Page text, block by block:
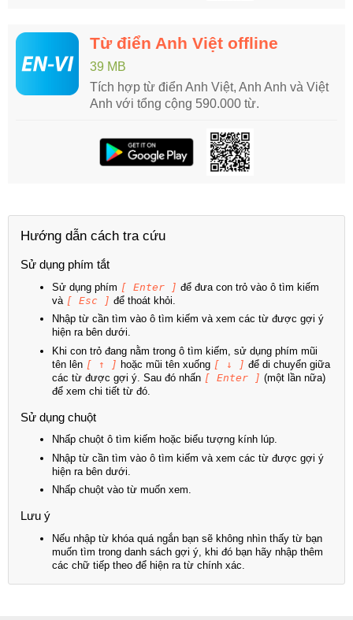
Từ điển Anh Việt offline
39 MB
Tích hợp từ điển Anh Việt, Anh Anh và Việt
Anh với tổng cộng 590.000 từ.
Hướng dẫn cách tra cứu
Sử dụng phím tắt
Sử dụng phím [ Enter ] để đưa con trỏ vào ô tìm kiếm
và [ Esc ] để thoát khỏi.
Nhập từ cần tìm vào ô tìm kiếm và xem các từ được gợi ý
hiện ra bên dưới.
Khi con trỏ đang nằm trong ô tìm kiếm, sử dụng phím mũi
tên lên [ ↑ ] hoặc mũi tên xuống [ ↓ ] để di chuyển giữa
các từ được gợi ý. Sau đó nhấn [ Enter ] (một lần nữa)
để xem chi tiết từ đó.
Sử dụng chuột
Nhấp chuột ô tìm kiếm hoặc biểu tượng kính lúp.
Nhập từ cần tìm vào ô tìm kiếm và xem các từ được gợi ý
hiện ra bên dưới.
Nhấp chuột vào từ muốn xem.
Lưu ý
Nếu nhập từ khóa quá ngắn bạn sẽ không nhìn thấy từ bạn
muốn tìm trong danh sách gợi ý, khi đó bạn hãy nhập thêm
các chữ tiếp theo để hiện ra từ chính xác.